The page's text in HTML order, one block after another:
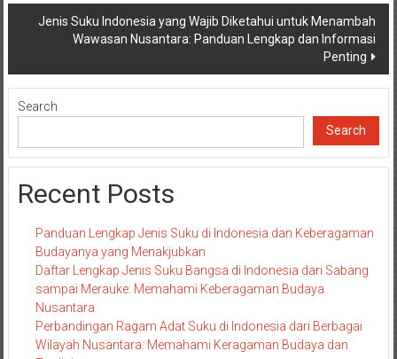
Jenis Suku Indonesia yang Wajib Diketahui untuk Menambah
Wawasan Nusantara: Panduan Lengkap dan Informasi
Penting
Search
Search
Recent Posts
Panduan Lengkap Jenis Suku di Indonesia dan Keberagaman
Budayanya yang Menakjubkan
Daftar Lengkap Jenis Suku Bangsa di Indonesia dari Sabang
sampai Merauke: Memahami Keberagaman Budaya
Nusantara
Perbandingan Ragam Adat Suku di Indonesia dari Berbagai
Wilayah Nusantara: Memahami Keragaman Budaya dan